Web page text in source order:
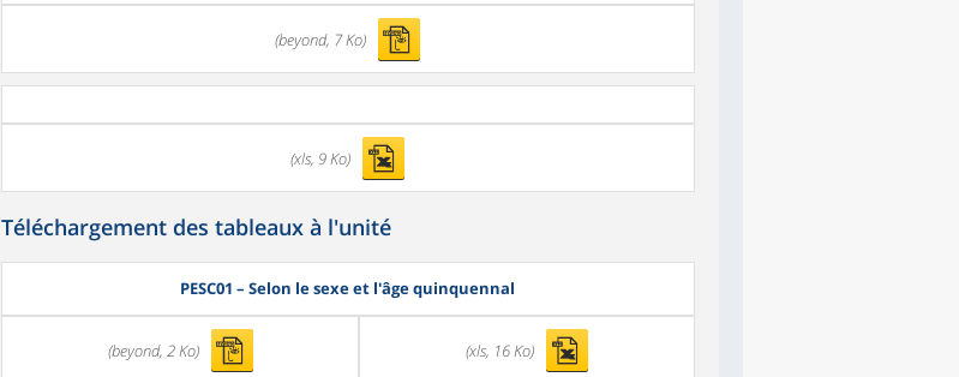
(beyond, 7 Ko)
(xls, 9 Ko)
Téléchargement des tableaux à l'unité
PESC01 – Selon le sexe et l'âge quinquennal
(beyond, 2 Ko) (xls, 16 Ko)